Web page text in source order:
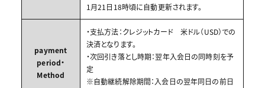
1月21日18時頃に自動更新されます。
payment
period・
Method
・支払方法：クレジットカード 米ドル（USD）での
決済となります。
・次回引き落とし時期：翌年入会日の同時刻を予
定
※自動継続解除期間：入会日の翌年同日の前日